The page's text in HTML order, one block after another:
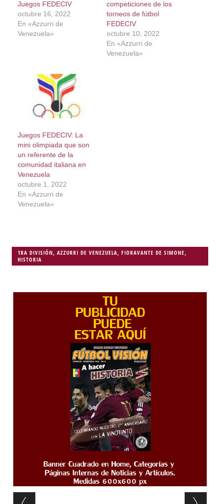
Juegos FEDECIV
octubre 16, 2022
En «Azzurri de
Venezuela»
competiciones de los
torneos de fútbol
FEDECIV
octubre 10, 2022
En «Azzurri de
Venezuela»
Juegos FEDECIV: La
mini olimpiada que son
un referente de la
comunidad italiana en
Venezuela
octubre 1, 2022
En «Azzurri de
Venezuela»
1RA DIVISIÓN AZZURRI DE VENEZUELA FIORAVANTE DE SIMONE
HISTORIA
Post navigation